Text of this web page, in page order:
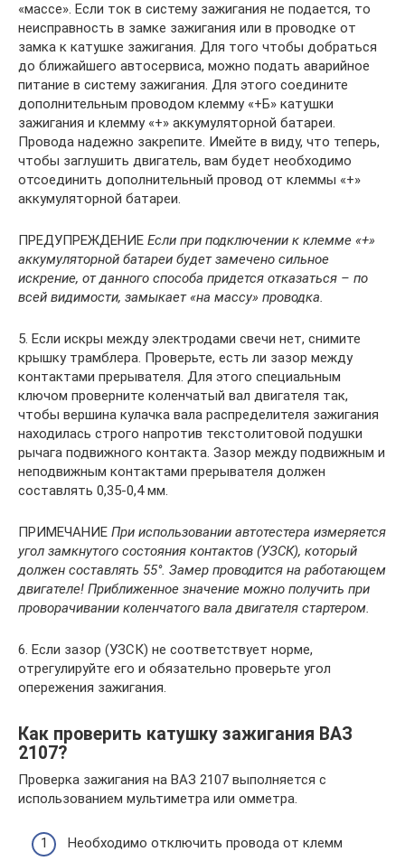
«массе». Если ток в систему зажигания не подается, то
неисправность в замке зажигания или в проводке от
замка к катушке зажигания. Для того чтобы добраться
до ближайшего автосервиса, можно подать аварийное
питание в систему зажигания. Для этого соедините
дополнительным проводом клемму «+Б» катушки
зажигания и клемму «+» аккумуляторной батареи.
Провода надежно закрепите. Имейте в виду, что теперь,
чтобы заглушить двигатель, вам будет необходимо
отсоединить дополнительный провод от клеммы «+»
аккумуляторной батареи.
ПРЕДУПРЕЖДЕНИЕ Если при подключении к клемме «+»
аккумуляторной батареи будет замечено сильное
искрение, от данного способа придется отказаться – по
всей видимости, замыкает «на массу» проводка.
5. Если искры между электродами свечи нет, снимите
крышку трамблера. Проверьте, есть ли зазор между
контактами прерывателя. Для этого специальным
ключом проверните коленчатый вал двигателя так,
чтобы вершина кулачка вала распределителя зажигания
находилась строго напротив текстолитовой подушки
рычага подвижного контакта. Зазор между подвижным и
неподвижным контактами прерывателя должен
составлять 0,35-0,4 мм.
ПРИМЕЧАНИЕ При использовании автотестера измеряется
угол замкнутого состояния контактов (УЗСК), который
должен составлять 55°. Замер проводится на работающем
двигателе! Приближенное значение можно получить при
проворачивании коленчатого вала двигателя стартером.
6. Если зазор (УЗСК) не соответствует норме,
отрегулируйте его и обязательно проверьте угол
опережения зажигания.
Как проверить катушку зажигания ВАЗ
2107?
Проверка зажигания на ВАЗ 2107 выполняется с
использованием мультиметра или омметра.
Необходимо отключить провода от клемм